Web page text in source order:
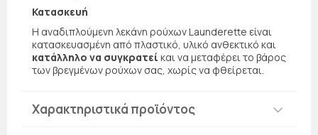
Κατασκευή
Η αναδιπλούμενη λεκάνη ρούχων Launderette είναι
κατασκευασμένη από πλαστικό, υλικό ανθεκτικό και
κατάλληλο να συγκρατεί και να μεταφέρει το βάρος
των βρεγμένων ρούχων σας, χωρίς να φθείρεται.
Χαρακτηριστικά προϊόντος